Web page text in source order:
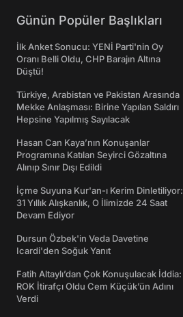
Günün Popüler Başlıkları
İlk Anket Sonucu: YENİ Parti'nin Oy
Oranı Belli Oldu, CHP Barajın Altına
Düştü!
Türkiye, Arabistan ve Pakistan Arasında
Mekke Anlaşması: Birine Yapılan Saldırı
Hepsine Yapılmış Sayılacak
Hasan Can Kaya’nın Konuşanlar
Programına Katılan Seyirci Gözaltına
Alınıp Sınır Dışı Edildi
İçme Suyuna Kur'an-ı Kerim Dinletiliyor:
31 Yıllık Alışkanlık, O İlimizde 24 Saat
Devam Ediyor
Dursun Özbek'in Veda Davetine
Icardi'den Soğuk Yanıt
Fatih Altaylı’dan Çok Konuşulacak İddia:
ROK İtirafçı Oldu Cem Küçük’ün Adını
Verdi